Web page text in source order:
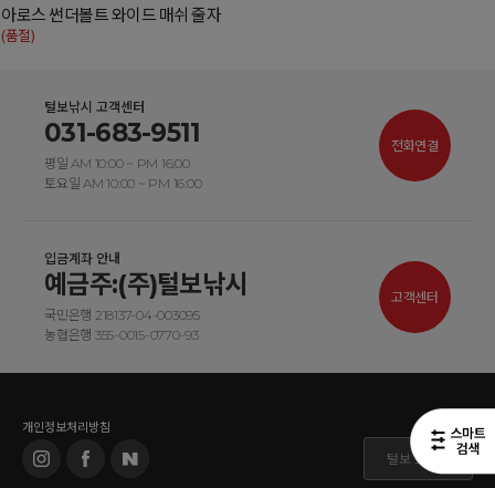
아로스 썬더볼트 와이드 매쉬 줄자
(품절)
털보낚시 고객센터
031-683-9511
평일 AM 10:00 ~ PM 16:00
토요일 AM 10:00 ~ PM 16:00
전화연결
입금계좌 안내
예금주:(주)털보낚시
국민은행 218137-04-003095
농협은행 355-0015-0770-93
고객센터
개인정보처리방침
털보 도매몰